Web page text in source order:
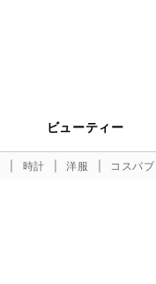
ビューティー
時計 洋服 コスパ